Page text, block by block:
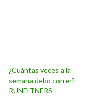
¿Cuántas veces a la
semana debo correr?
RUNFITNERS –